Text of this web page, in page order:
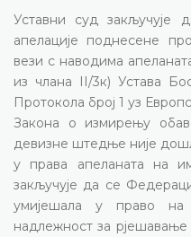
Уставни суд закључује
апелације поднесене
вези с наводима
из члана II/3к) Устава
Протокола број 1 уз
Закона о измирењу
девизне штедње није
у права апеланата на
закључује да се
умијешала у право на
надлежност за